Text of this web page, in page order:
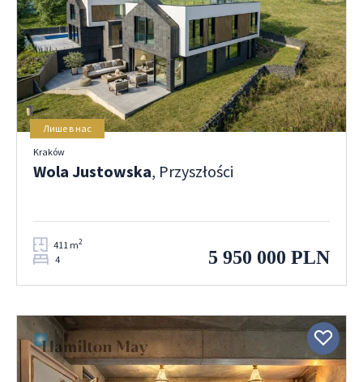
Лише в нас
Kraków
Wola Justowska, Przyszłości
411 m2
4 5 950 000 PLN